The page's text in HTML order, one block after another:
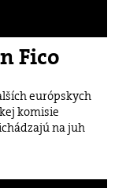
Fico
európskych
komisie
na juh